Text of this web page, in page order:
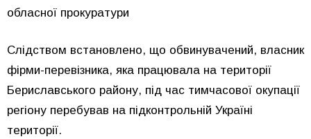
обласної прокуратури
Слідством встановлено, що обвинувачений, власник
фірми-перевізника, яка працювала на території
Бериславського району, під час тимчасової окупації
регіону перебував на підконтрольній Україні
території.